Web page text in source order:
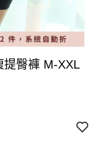
提臀褲 M-XXL